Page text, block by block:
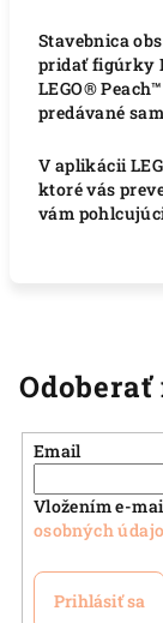
Stavebnica
pridať figúrky
LEGO®
predávané
V aplikácii
ktoré vás
vám
Email
Vložením e-
osobných
Prihlásiť sa